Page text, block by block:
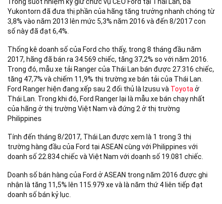
Trong suốt nhiệm kỳ giữ chức vụ CEO Ford tại Thái Lan, bà
Yukontorn đã đưa thị phần của hãng tăng trưởng nhanh chóng từ
3,8% vào năm 2013 lên mức 5,3% năm 2016 và đến 8/2017 con
số này đã đạt 6,4%.
Thống kê doanh số của Ford cho thấy, trong 8 tháng đầu năm
2017, hãng đã bán ra 34.569 chiếc, tăng 37,2% so với năm 2016.
Trong đó, mẫu xe tải Ranger của Thái Lan bán được 27.316 chiếc,
tăng 47,7% và chiếm 11,9% thị trường xe bán tải của Thái Lan.
Ford Ranger hiện đang xếp sau 2 đối thủ là Izusu và Toyotaở
Thái Lan. Trong khi đó, Ford Ranger lại là mẫu xe bán chạy nhất
của hãng ở thị trường Việt Nam và đứng 2 ở thị trường
Philippines
Tính đến tháng 8/2017, Thái Lan được xem là 1 trong 3 thị
trường hàng đầu của Ford tại ASEAN cùng với Philippines với
doanh số 22.834 chiếc và Việt Nam với doanh số 19.081 chiếc.
Doanh số bán hàng của Ford ở ASEAN trong năm 2016 được ghi
nhận là tăng 11,5% lên 115.979 xe và là năm thứ 4 liên tiếp đạt
doanh số bán kỷ lục.